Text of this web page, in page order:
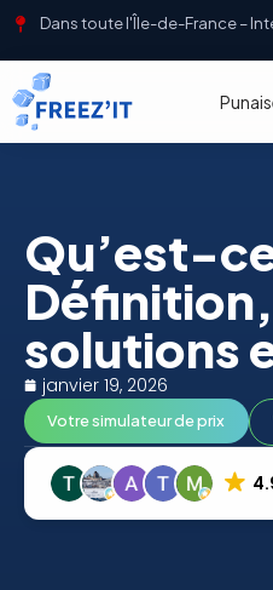
Dans toute l'Île-de-France –
Qu’est-
solutions
janvier 19, 2026
Votre simulateur de prix